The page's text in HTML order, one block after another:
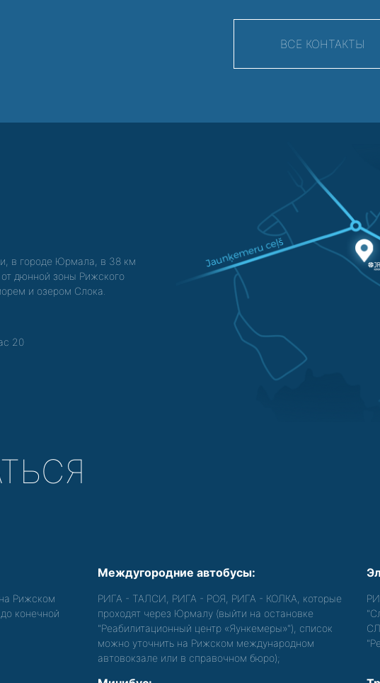
ВСЕ КОНТАКТЫ
в городе Юрмала, в 38 км
дюнной зоны Рижского
и озером Слока.
20
Рижском
конечной
Междугородние автобусы:
РИГА - ТАЛСИ, РИГА - РОЯ, РИГА - КОЛКА, которые
проходят через Юрмалу (выйти на остановке
"Реабилитационный центр «Яункемеры»"), список
можно уточнить на Рижском международном
автовокзале или в справочном бюро);